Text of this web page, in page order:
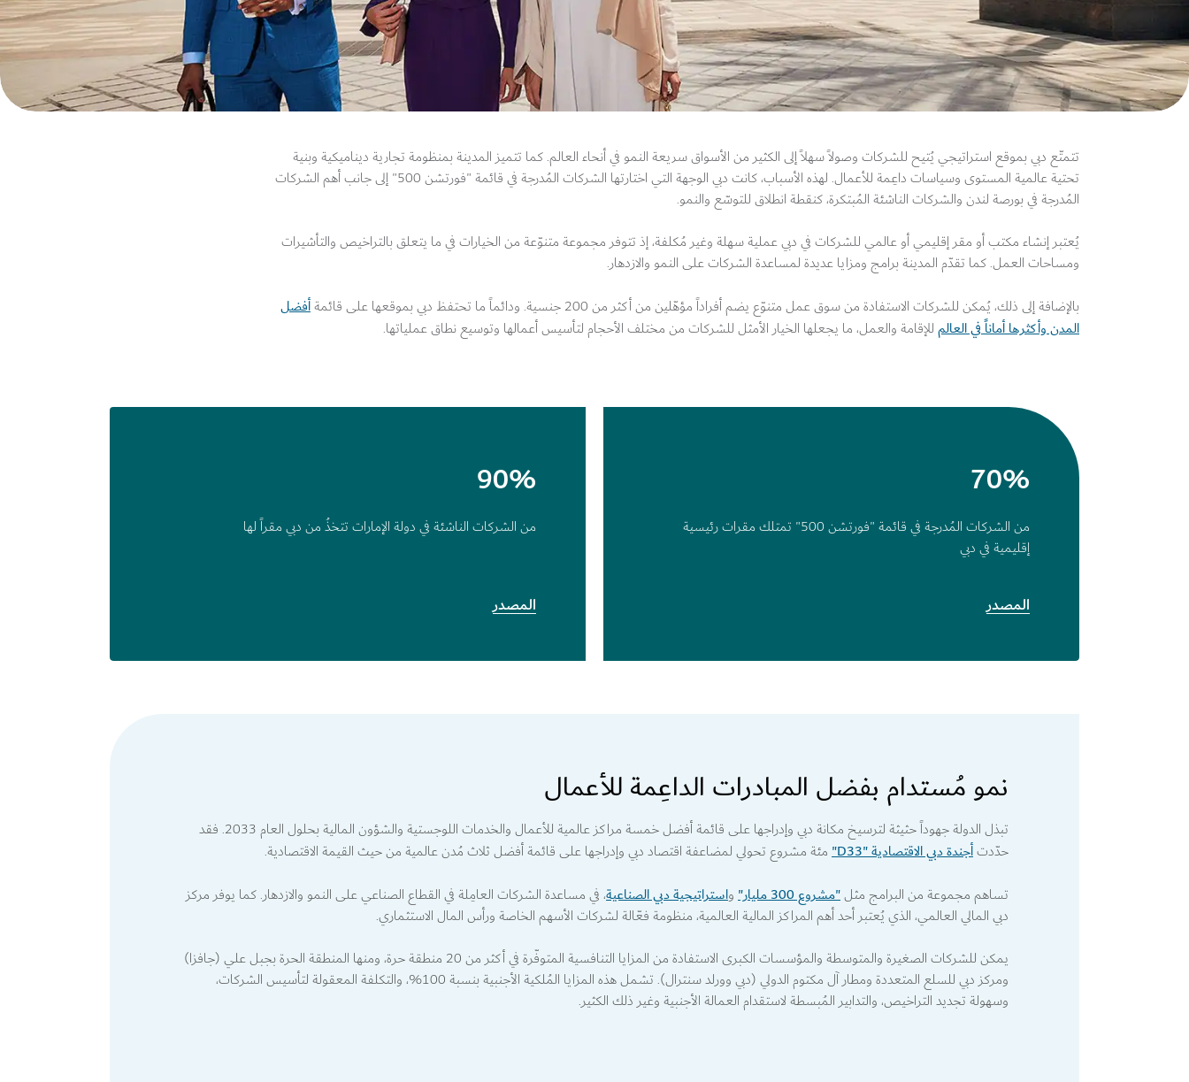
تتمتّع دبي بموقع استراتيجي يُتيح للشركات وصولاً سهلاً إلى الكثير من الأسواق سريعة النمو في أنحاء العالم. كما تتميز المدينة بمنظومة تجارية ديناميكية وبنية
تحتية عالمية المستوى وسياسات داعِمة للأعمال. لهذه الأسباب، كانت دبي الوجهة التي اختارتها الشركات المُدرجة في قائمة "فورتشن 500" إلى جانب أهم الشركات
المُدرجة في بورصة لندن والشركات الناشئة المُبتكرة، كنقطة انطلاق للتوسّع والنمو.
يُعتبر إنشاء مكتب أو مقر إقليمي أو عالمي للشركات في دبي عملية سهلة وغير مُكلفة، إذ تتوفر مجموعة متنوّعة من الخيارات في ما يتعلق بالتراخيص والتأشيرات
ومساحات العمل. كما تقدّم المدينة برامج ومزايا عديدة لمساعدة الشركات على النمو والازدهار.
بالإضافة إلى ذلك، يُمكن للشركات الاستفادة من سوق عمل متنوّع يضم أفراداً مؤهّلين من أكثر من 200 جنسية. ودائماً ما تحتفظ دبي بموقعها على قائمة
أفضل
المدن وأكثرها أماناً في العالم للإقامة والعمل، ما يجعلها الخيار الأمثل للشركات من مختلف الأحجام لتأسيس أعمالها وتوسيع نطاق عملياتها.
70%
من الشركات المُدرجة في قائمة "فورتشن 500" تمتلك مقرات رئيسية
إقليمية في دبي
المصدر
90%
من الشركات الناشئة في دولة الإمارات تتخذُ من دبي مقراً لها
المصدر
نمو مُستدام بفضل المبادرات الداعِمة للأعمال
تبذل الدولة جهوداً حثيثة لترسيخ مكانة دبي وإدراجها على قائمة أفضل خمسة مراكز عالمية للأعمال والخدمات اللوجستية والشؤون المالية بحلول العام 2033. فقد
حدّدتأجندة دبي الاقتصادية "D33"
مئة مشروع تحولي لمضاعفة اقتصاد دبي وإدراجها على قائمة أفضل ثلاث مُدن عالمية من حيث القيمة الاقتصادية.
تساهم مجموعة من البرامج مثل"مشروع 300 مليار" واستراتيجية دبي الصناعية، في مساعدة الشركات العامِلة في القطاع الصناعي على النمو والازدهار. كما يوفر مركز
دبي المالي العالمي، الذي يُعتبر أحد أهم المراكز المالية العالمية، منظومة فعّالة لشركات الأسهم الخاصة ورأس المال الاستثماري.
يمكن للشركات الصغيرة والمتوسطة والمؤسسات الكبرى الاستفادة من المزايا التنافسية المتوفّرة في أكثر من 20 منطقة حرة، ومنها المنطقة الحرة بجبل علي (جافزا)
ومركز دبي للسلع المتعددة ومطار آل مكتوم الدولي (دبي وورلد سنترال). تشمل هذه المزايا المُلكية الأجنبية بنسبة 100%، والتكلفة المعقولة لتأسيس الشركات،
وسهولة تجديد التراخيص، والتدابير المُبسطة لاستقدام العمالة الأجنبية وغير ذلك الكثير.